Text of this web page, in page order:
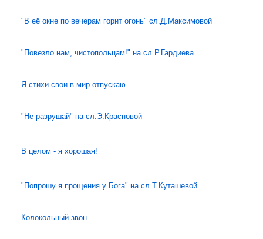
"В её окне по вечерам горит огонь" сл.Д.Максимовой
"Повезло нам, чистопольцам!" на сл.Р.Гардиева
Я стихи свои в мир отпускаю
"Не разрушай" на сл.Э.Красновой
В целом - я хорошая!
"Попрошу я прощения у Бога" на сл.Т.Куташевой
Колокольный звон